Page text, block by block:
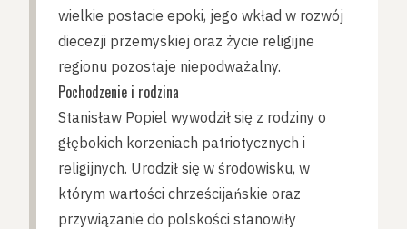
wielkie postacie epoki, jego wkład w rozwój
diecezji przemyskiej oraz życie religijne
regionu pozostaje niepodważalny.
Pochodzenie i rodzina
Stanisław Popiel wywodził się z rodziny o
głębokich korzeniach patriotycznych i
religijnych. Urodził się w środowisku, w
którym wartości chrześcijańskie oraz
przywiązanie do polskości stanowiły